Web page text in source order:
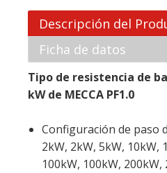
Descripción del
Ficha de datos
Tipo de resistencia de
kW de MECCA PF1.0
Configuración de paso
2kW, 2kW, 5kW, 10kW,
100kW, 100kW, 200kW,